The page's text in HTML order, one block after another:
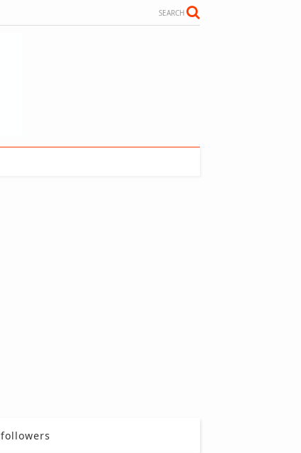
SEARCH
followers